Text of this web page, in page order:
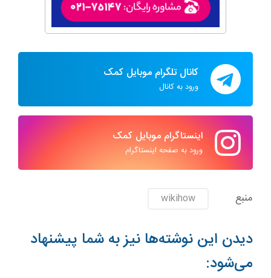
کانال تلگرام موبایل کمک
ورود به کانال
اینستاگرام موبایل کمک
ورود به صفحه اینستاگرام
منبع wikihow
دیدن این نوشته‌ها نیز به شما پیشنهاد
می‌شود: